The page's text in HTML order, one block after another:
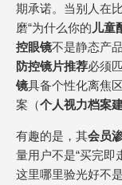
期承诺。当别人在
磨“为什么你的 儿童
控眼镜不是静态产
防控镜片推荐必须
镜具备个性化离焦
案（个人视力档案
有趣的是，其会员
量用户不是“买完
这里哪里验光好不